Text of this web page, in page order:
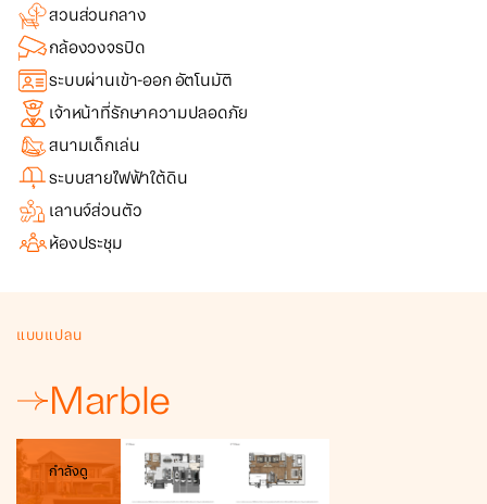
สวนส่วนกลาง
กล้องวงจรปิด
ระบบผ่านเข้า-ออก อัตโนมัติ
เจ้าหน้าที่รักษาความปลอดภัย
สนามเด็กเล่น
ระบบสายไฟฟ้าใต้ดิน
เลานจ์ส่วนตัว
ห้องประชุม
แบบแปลน
Marble
กำลังดู